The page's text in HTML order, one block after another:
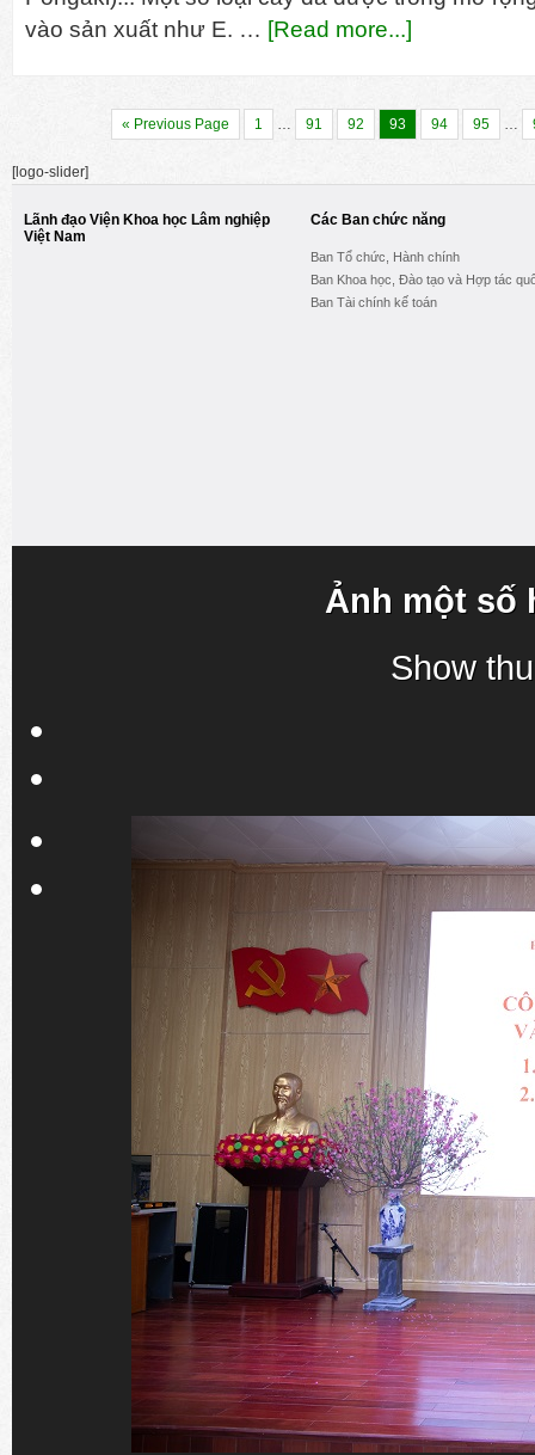
vào sản xuất như E. … [Read more...]
« Previous Page 1 … 91 92 93 94 95 …
[logo-slider]
Lãnh đạo Viện Khoa học Lâm nghiệp
Việt Nam
Các Ban chức năng
Ban Tổ chức, Hành chính
Ban Khoa học, Đào tạo và Hợp tác
Ban Tài chính kế toán
Ảnh một số
Show